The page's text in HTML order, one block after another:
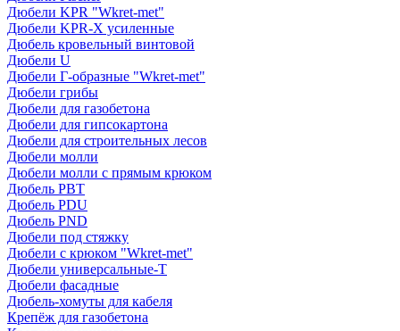
Дюбели KPR "Wkret-met"
Дюбели KPR-Х усиленные
Дюбель кровельный винтовой
Дюбели U
Дюбели Г-образные "Wkret-met"
Дюбели грибы
Дюбели для газобетона
Дюбели для гипсокартона
Дюбели для строительных лесов
Дюбели молли
Дюбели молли с прямым крюком
Дюбель PBT
Дюбель PDU
Дюбель PND
Дюбели под стяжку
Дюбели с крюком "Wkret-met"
Дюбели универсальные-Т
Дюбели фасадные
Дюбель-хомуты для кабеля
Крепёж для газобетона